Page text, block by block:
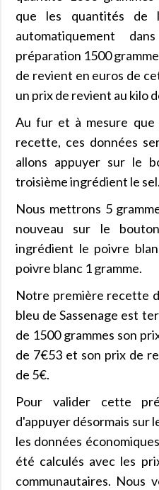
que les quantités de
automatiquement
préparation 1500
de revient en euros de
un prix de revient au kilo
Au fur et à mesure que
recette, ces données
allons appuyer sur le
troisième ingrédient le sel.
Nous mettrons 5
nouveau sur le
ingrédient le poivre
poivre blanc 1 gramme.
Notre première recette
bleu de Sassenage est
de 1500 grammes son
de 7€53 et son prix de
de 5€.
Pour valider cette
d'appuyer désormais sur
les données
été calculés avec les
communautaires. Nous